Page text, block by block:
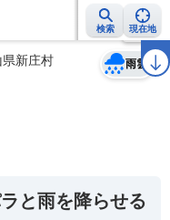
検索 現在地
警報・注意報 2週間天気 ラ
県新庄村 雨雲
天気 台風
と雨を降らせる